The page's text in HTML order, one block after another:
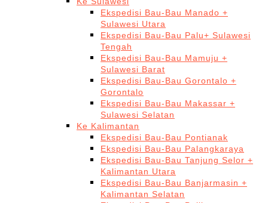
Ekspedisi Bau-Bau Manado +
Sulawesi Utara
Ekspedisi Bau-Bau Palu+ Sulawesi
Tengah
Ekspedisi Bau-Bau Mamuju +
Sulawesi Barat
Ekspedisi Bau-Bau Gorontalo +
Gorontalo
Ekspedisi Bau-Bau Makassar +
Sulawesi Selatan
Ke Kalimantan
Ekspedisi Bau-Bau Pontianak
Ekspedisi Bau-Bau Palangkaraya
Ekspedisi Bau-Bau Tanjung Selor +
Kalimantan Utara
Ekspedisi Bau-Bau Banjarmasin +
Kalimantan Selatan